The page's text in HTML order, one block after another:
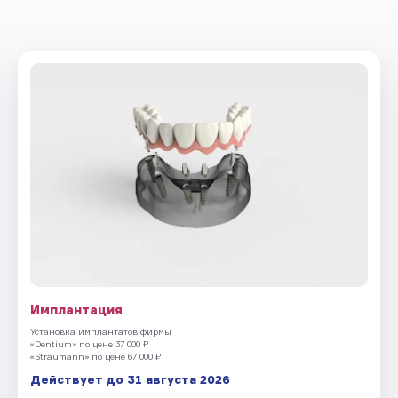
Имплантация
Установка имплантатов фирмы
«Dentium» по цене 37 000 ₽
«Straumann» по цене 67 000 ₽
Действует до 31 августа 2026